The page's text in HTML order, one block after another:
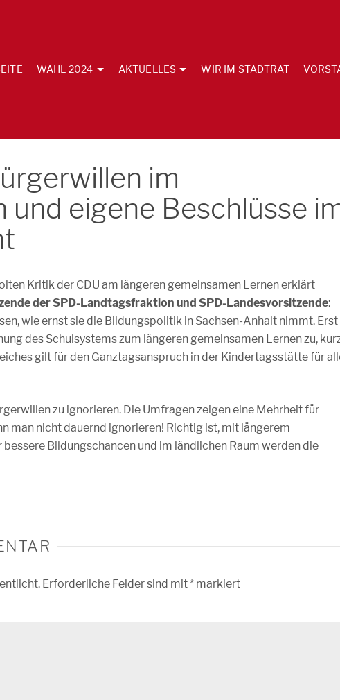
WAHL 2024 AKTUELLES WIR IM STADTRAT
im
und eigene Beschlüsse
Kritik der CDU am längeren gemeinsamen Lernen erklärt
der SPD-Landtagsfraktion und SPD-Landesvorsitzende:
wie ernst sie die Bildungspolitik in Sachsen-Anhalt nimmt. Erst
des Schulsystems zum längeren gemeinsamen Lernen zu,
gilt für den Ganztagsanspruch in der Kindertagsstätte für
zu ignorieren. Die Umfragen zeigen eine Mehrheit für
man nicht dauernd ignorieren! Richtig ist, mit längerem
Bildungschancen und im ländlichen Raum werden die
Erforderliche Felder sind mit* markiert